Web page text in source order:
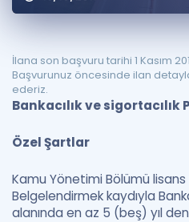
Puan Hesaplama
İngilizce Gramer
İlana son başvuru tarihi 1 Kasım
Başvurunuz öncesinde ilan
ederiz.
Bankacılık ve sigortacılık
Özel Şartlar
Kamu Yönetimi Bölümü
Belgelendirmek kaydıyla
alanında en az 5 (beş) yıl